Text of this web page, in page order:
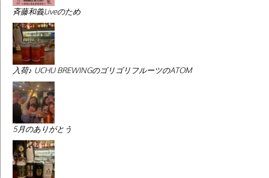
斉藤和義Liveのため
入荷♪ UCHU BREWINGのゴリゴリフルーツのATOM
5月のありがとう